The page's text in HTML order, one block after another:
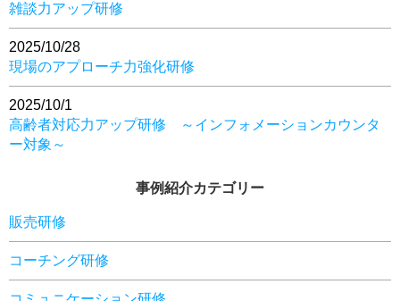
雑談力アップ研修
2025/10/28
現場のアプローチ力強化研修
2025/10/1
高齢者対応力アップ研修 ～インフォメーションカウンタ
ー対象～
事例紹介カテゴリー
販売研修
コーチング研修